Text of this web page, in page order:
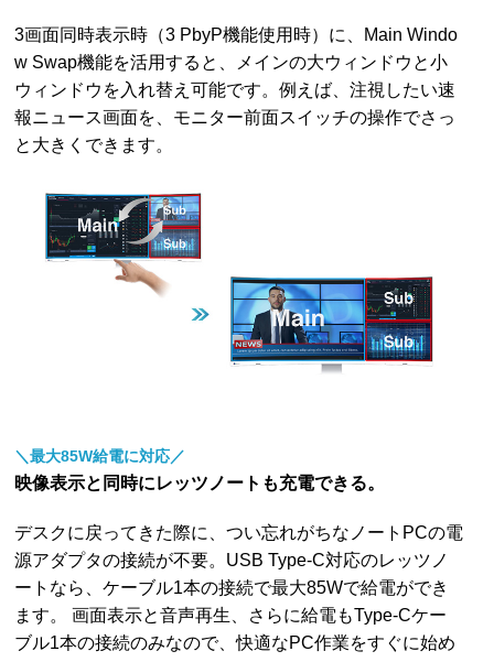
3画面同時表示時（3 PbyP機能使用時）に、Main Windo
w Swap機能を活用すると、メインの大ウィンドウと小
ウィンドウを入れ替え可能です。例えば、注視したい速
報ニュース画面を、モニター前面スイッチの操作でさっ
と大きくできます。
＼最大85W給電に対応／
映像表示と同時にレッツノートも充電できる。
デスクに戻ってきた際に、つい忘れがちなノートPCの電
源アダプタの接続が不要。USB Type-C対応のレッツノ
ートなら、ケーブル1本の接続で最大85Wで給電ができ
ます。 画面表示と音声再生、さらに給電もType-Cケー
ブル1本の接続のみなので、快適なPC作業をすぐに始め